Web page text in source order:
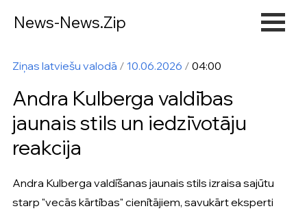
News-News.Zip
Ziņas latviešu valodā / 10.06.2026 / 04:00
Andra Kulberga valdības
jaunais stils un iedzīvotāju
reakcija
Andra Kulberga valdīšanas jaunais stils izraisa sajūtu
starp "vecās kārtības" cienītājiem, savukārt eksperti